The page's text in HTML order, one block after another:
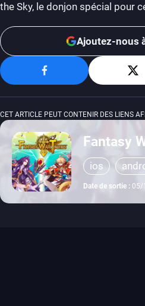
the Sky, le donjon spécial pour
Ajoutez-nous
CET ARTICLE PEUT CONTENIR DES LIENS
Fantasy
ios
Date de sortie : 05/